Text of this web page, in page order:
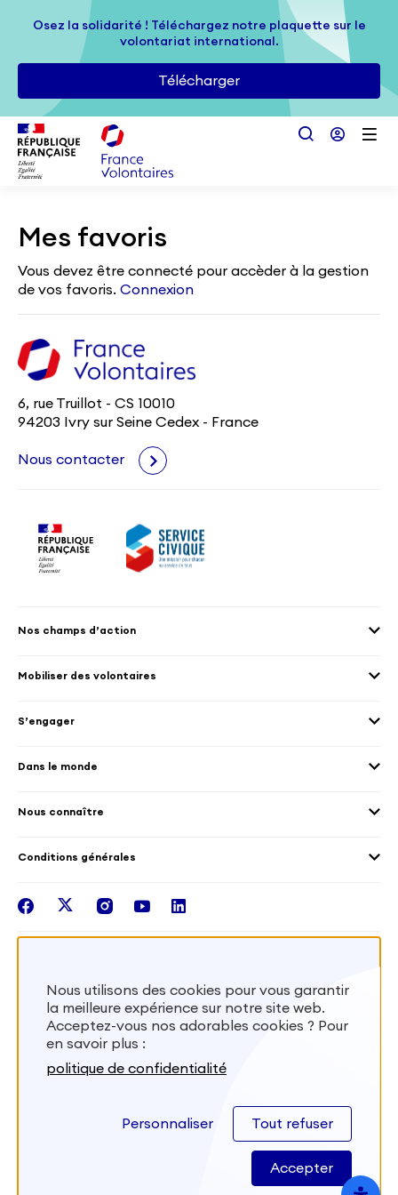
Passer au contenu principal
Osez la solidarité ! Téléchargez notre plaquette sur le
volontariat international.
Télécharger
Osez la solidarité ! Téléchargez notre plaquette sur le
volontariat international.
Télécharger
Mes favoris
Vous devez être connecté pour accèder à la gestion
de vos favoris. Connexion
6, rue Truillot - CS 10010
94203 Ivry sur Seine Cedex - France
Nous contacter
Nos champs d’action
Culture et patrimoine
Mobilités croisées
Santé
Mobiliser des volontaires
Accueillir des volontaires
S’engager
Les différents dispositifs de volontariat
Dans le monde
Nous connaître
Les missions de France Volontaires
Intégrer nos équipes
Conditions générales
facebook
twitterinstagram
youtubelinkedin
S'inscrire
Besoin d’aide? Visitez notre foire aux
Nous utilisons des cookies pour vous garantir
la meilleure expérience sur notre site web.
Acceptez-vous nos adorables cookies ? Pour
en savoir plus :
politique de confidentialité
Personnaliser Tout refuser
Accepter